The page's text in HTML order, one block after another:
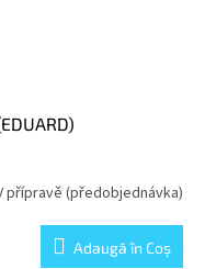
přípravě (předobjednávka)
Adaugă în Coş